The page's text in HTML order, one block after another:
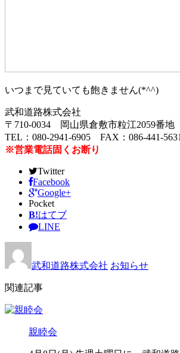
いつまで見ていても飽きません(*^^)
武和道路株式会社
〒710-0034 岡山県倉敷市粒江2059番地
TEL：080-2941-6905 FAX：086-441-5631
※営業電話固くお断り
Twitter
Facebook
Google+
Pocket
B!はてブ
LINE
武和道路株式会社 お知らせ
関連記事
親睦会